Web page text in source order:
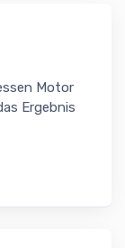
Motor
Ergebnis